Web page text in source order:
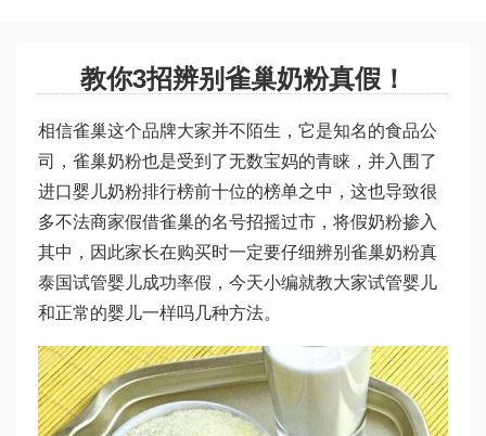
教你3招辨别雀巢奶粉真假！
相信雀巢这个品牌大家并不陌生，它是知名的食品公
司，雀巢奶粉也是受到了无数宝妈的青睐，并入围了
进口婴儿奶粉排行榜前十位的榜单之中，这也导致很
多不法商家假借雀巢的名号招摇过市，将假奶粉掺入
其中，因此家长在购买时一定要仔细辨别雀巢奶粉真
泰国试管婴儿成功率假，今天小编就教大家试管婴儿
和正常的婴儿一样吗几种方法。